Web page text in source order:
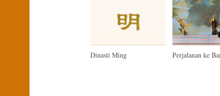
Dinasti Ming Perjalanan ke